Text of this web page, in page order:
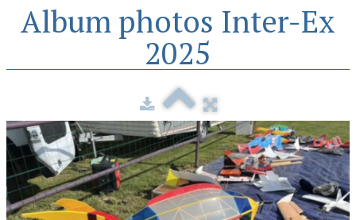
Accueil
Inscription
Manifestations
Hebergements
Album photos Inter-Ex
2025